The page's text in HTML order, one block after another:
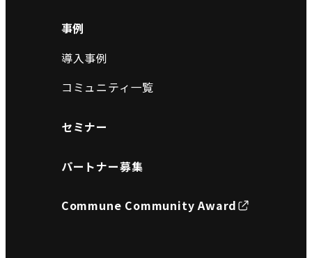
事例
導入事例
コミュニティ一覧
セミナー
パートナー募集
Commune Community Award